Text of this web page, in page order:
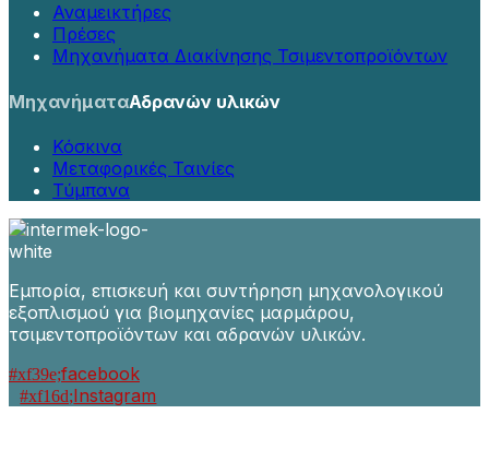
Αναμεικτήρες
Πρέσες
Μηχανήματα Διακίνησης Τσιμεντοπροϊόντων
ΜηχανήματαΑδρανών υλικών
Κόσκινα
Μεταφορικές Ταινίες
Τύμπανα
Εμπορία, επισκευή και συντήρηση μηχανολογικού
εξοπλισμού για βιομηχανίες μαρμάρου,
τσιμεντοπροϊόντων και αδρανών υλικών.
facebook
Instagram